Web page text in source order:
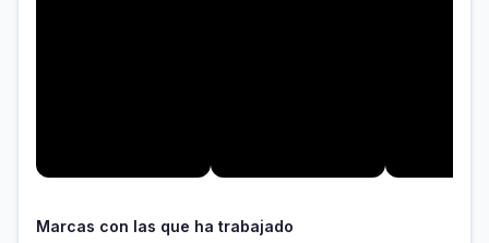
Marcas con las que ha trabajado